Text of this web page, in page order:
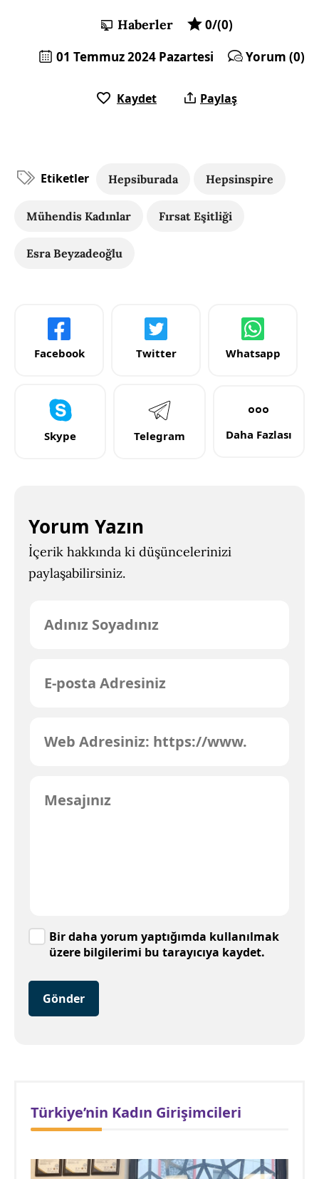
Haberler
0/(0)
01 Temmuz 2024 Pazartesi
Yorum (0)
Kaydet Paylaş
Etiketler Hepsiburada Hepsinspire
Mühendis Kadınlar Fırsat Eşitliği
Esra Beyzadeoğlu
Facebook Twitter Whatsapp
Skype Telegram Daha Fazlası
Yorum Yazın
İçerik hakkında ki düşüncelerinizi
paylaşabilirsiniz.
Bir daha yorum yaptığımda kullanılmak
üzere bilgilerimi bu tarayıcıya kaydet.
Gönder
Türkiye’nin Kadın Girişimcileri